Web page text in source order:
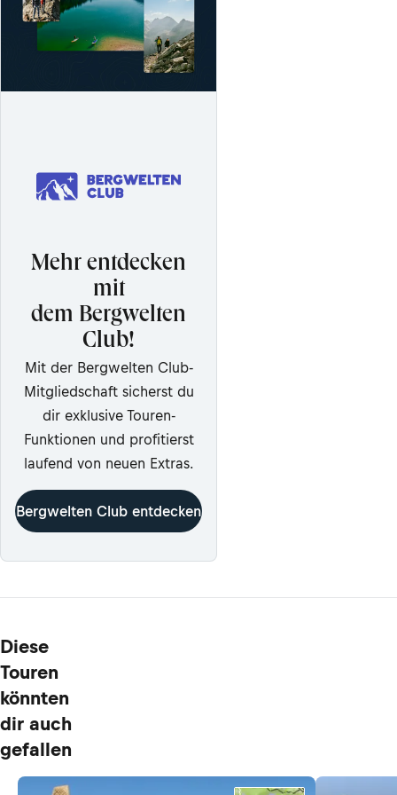
Mehr entdecken
mit
dem Bergwelten
Club!
Mit der Bergwelten Club-
Mitgliedschaft sicherst du
dir exklusive Touren-
Funktionen und profitierst
laufend von neuen Extras.
Bergwelten Club entdecken
Diese
Touren
könnten
dir auch
gefallen